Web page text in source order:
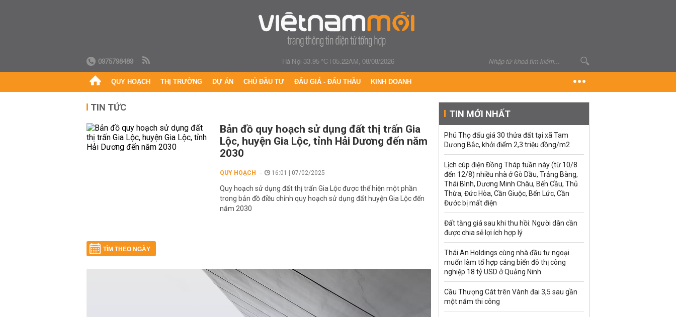
0975798489 Hà Nội 33.95 °C|05:22AM, 08/08/2026
QUY HOẠCH THỊ TRƯỜNG DỰ ÁN CHỦ ĐẦU TƯ ĐẤU GIÁ - ĐẤU THẦU KINH DOANH
TIN TỨC
Bản đồ quy hoạch sử dụng đất thị trấn Gia
Lộc, huyện Gia Lộc, tỉnh Hải Dương đến năm
2030
QUY HOẠCH 16:01 | 07/02/2025
Quy hoạch sử dụng đất thị trấn Gia Lộc được thể hiện một phần
trong bản đồ điều chỉnh quy hoạch sử dụng đất huyện Gia Lộc đến
năm 2030
TÌM THEO NGÀY
TIN MỚI NHẤT
Phú Thọ đấu giá 30 thửa đất tại xã Tam
Dương Bắc, khởi điểm 2,3 triệu đồng/m2
Lịch cúp điện Đồng Tháp tuần này (từ 10/8
đến 12/8) nhiều nhà ở Gò Dầu, Trảng Bàng,
Thái Bình, Dương Minh Châu, Bến Cầu, Thủ
Thừa, Đức Hòa, Cần Giuộc, Bến Lức, Cần
Đước bị mất điện
Đất tăng giá sau khi thu hồi: Người dân cần
được chia sẻ lợi ích hợp lý
Thái An Holdings cùng nhà đầu tư ngoại
muốn làm tổ hợp cảng biển đô thị công
nghiệp 18 tỷ USD ở Quảng Ninh
Cầu Thượng Cát trên Vành đai 3,5 sau gần
một năm thi công